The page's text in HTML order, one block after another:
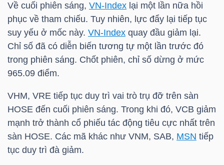
Về cuối phiên sáng, VN-Index lại một lần nữa hồi
phục về tham chiếu. Tuy nhiên, lực đẩy lại tiếp tục
suy yếu ở mốc này. VN-Index quay đầu giảm lại.
Chỉ số đã có diễn biến tương tự một lần trước đó
trong phiên sáng. Chốt phiên, chỉ số dừng ở mức
965.09 điểm.
VHM, VRE tiếp tục duy trì vai trò trụ đỡ trên sàn
HOSE đến cuối phiên sáng. Trong khi đó, VCB giảm
mạnh trở thành cổ phiếu tác động tiêu cực nhất trên
sàn HOSE. Các mã khác như VNM, SAB, MSN tiếp
tục duy trì đà giảm.
CỔ
PHIẾU
PHÁI
TRÁI
PHIẾU